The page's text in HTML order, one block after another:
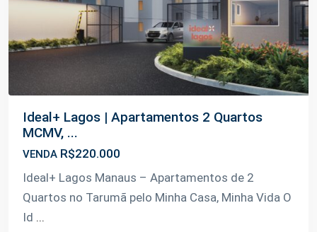
Ideal+ Lagos | Apartamentos 2 Quartos
MCMV, ...
VENDA R$220.000
Ideal+ Lagos Manaus – Apartamentos de 2
Quartos no Tarumã pelo Minha Casa, Minha Vida O
Id ...